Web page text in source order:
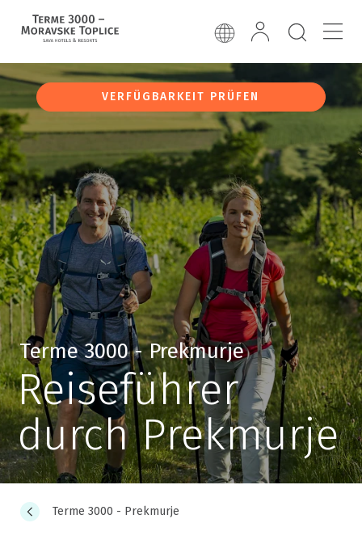
VERFÜGBARKEIT PRÜFEN
Terme 3000 - Prekmurje
Reiseführer
durch Prekmurje
Terme 3000 - Prekmurje